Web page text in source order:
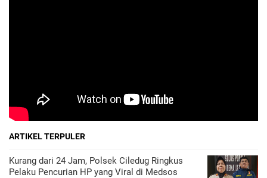
ARTIKEL TERPULER
Kurang dari 24 Jam, Polsek Ciledug Ringkus
Pelaku Pencurian HP yang Viral di Medsos